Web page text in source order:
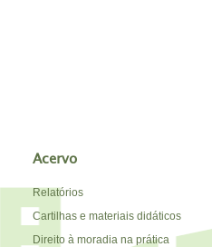
Acervo
Relatórios
Cartilhas e materiais didáticos
Direito à moradia na prática